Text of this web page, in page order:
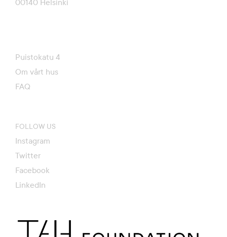
00140 Helsinki
Puistokatu 4
Om vårt hus
FAQ
FOLLOW US
Instagram
Twitter
Facebook
LinkedIn